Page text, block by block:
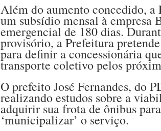
Além do aumento concedido,
um subsídio mensal à empresa
emergencial de 180 dias.
provisório, a Prefeitura
para definir a concessionária
transporte coletivo pelos
O prefeito José Fernandes, do
realizando estudos sobre a
adquirir sua frota de ônibus
‘municipalizar’ o serviço.